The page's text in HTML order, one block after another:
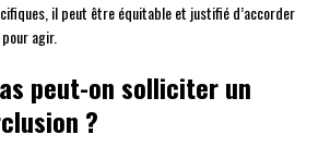
il peut être équitable et justifié d’accorder
agir.
peut-on solliciter un
?